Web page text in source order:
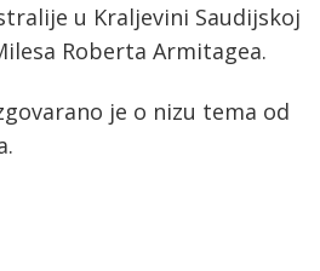
u Kraljevini Saudijskoj
Roberta Armitagea.
je o nizu tema od